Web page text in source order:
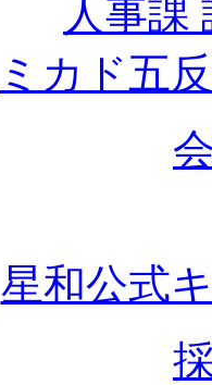
人事課
ミカド五
星和公式